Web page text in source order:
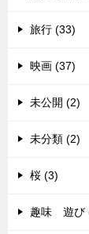
旅行 (33)
映画 (37)
未公開 (2)
未分類 (2)
桜 (3)
趣味 遊び